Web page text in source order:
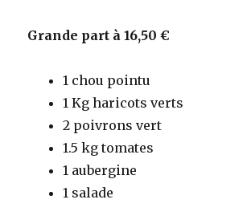
Grande part à 16,50 €
1 chou pointu
1 Kg haricots verts
2 poivrons vert
1.5 kg tomates
1 aubergine
1 salade